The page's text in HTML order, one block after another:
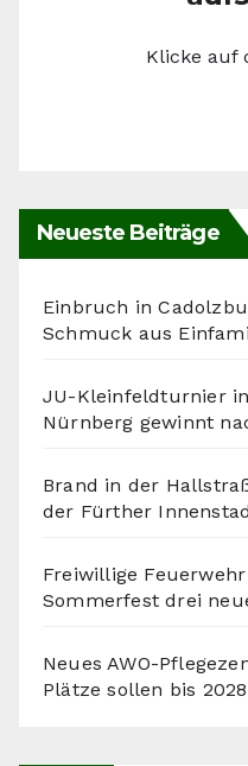
Klicke auf
Neueste Beiträge
Einbruch in
Schmuck aus
JU-Kleinfeldturnier
Nürnberg gewinnt
Brand in der
der Fürther
Freiwillige
Sommerfest drei
Neues AWO-
Plätze sollen bis